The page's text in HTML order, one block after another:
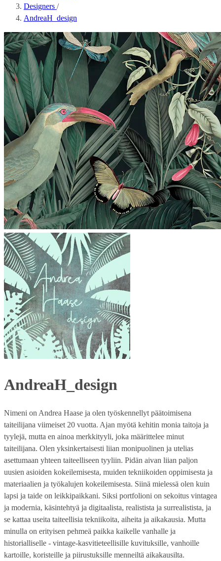
Designers /
AndreaH_design
AndreaH_design
Nimeni on Andrea Haase ja olen työskennellyt päätoimisena
taiteilijana viimeiset 20 vuotta. Ajan myötä kehitin monia taitoja ja
tyylejä, mutta en ainoa merkkityyli, joka määrittelee minut
taiteilijana. Olen yksinkertaisesti liian monipuolinen ja utelias
asettumaan yhteen taiteelliseen tyyliin. Pidän aivan liian paljon
uusien asioiden kokeilemisesta, muiden tekniikoiden oppimisesta ja
materiaalien ja työkalujen kokeilemisesta. Siinä mielessä olen kuin
lapsi ja taide on leikkipaikkani. Siksi portfolioni on sekoitus vintagea
ja modernia, käsintehtyä ja digitaalista, realistista ja surrealistista, ja
se kattaa useita taiteellisia tekniikoita, aiheita ja aikakausia. Mutta
minulla on erityisen pehmeä paikka kaikelle vanhalle ja
historialliselle - vintage-kasvitieteellisille kuvituksille, vanhoille
kartoille, koristeille ja piirustuksille menneiltä aikakausilta.